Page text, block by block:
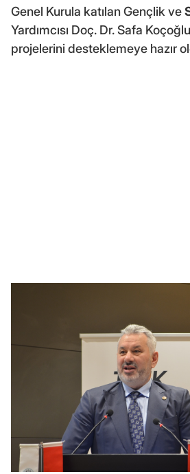
Genel Kurula katılan Gençlik ve
Yardımcısı Doç. Dr. Safa
projelerini desteklemeye hazır